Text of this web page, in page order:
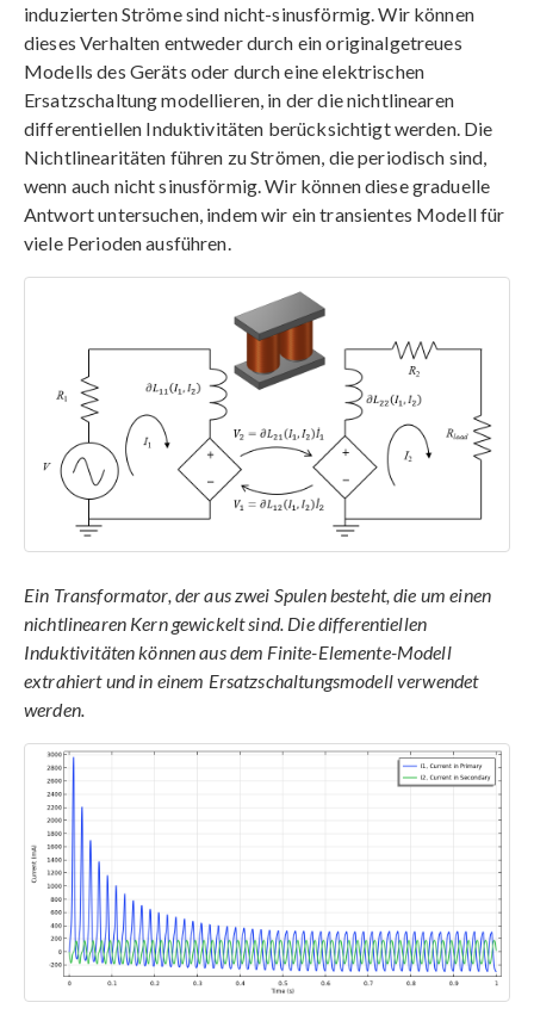
induzierten Ströme sind nicht-sinusförmig. Wir können
dieses Verhalten entweder durch ein originalgetreues
Modells des Geräts oder durch eine elektrischen
Ersatzschaltung modellieren, in der die nichtlinearen
differentiellen Induktivitäten berücksichtigt werden. Die
Nichtlinearitäten führen zu Strömen, die periodisch sind,
wenn auch nicht sinusförmig. Wir können diese graduelle
Antwort untersuchen, indem wir ein transientes Modell für
viele Perioden ausführen.
Ein Transformator, der aus zwei Spulen besteht, die um einen
nichtlinearen Kern gewickelt sind. Die differentiellen
Induktivitäten können aus dem Finite-Elemente-Modell
extrahiert und in einem Ersatzschaltungsmodell verwendet
werden.